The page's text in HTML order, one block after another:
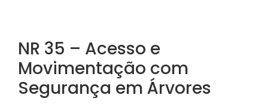
NR 35 – Acesso e
Movimentação com
Segurança em Árvores